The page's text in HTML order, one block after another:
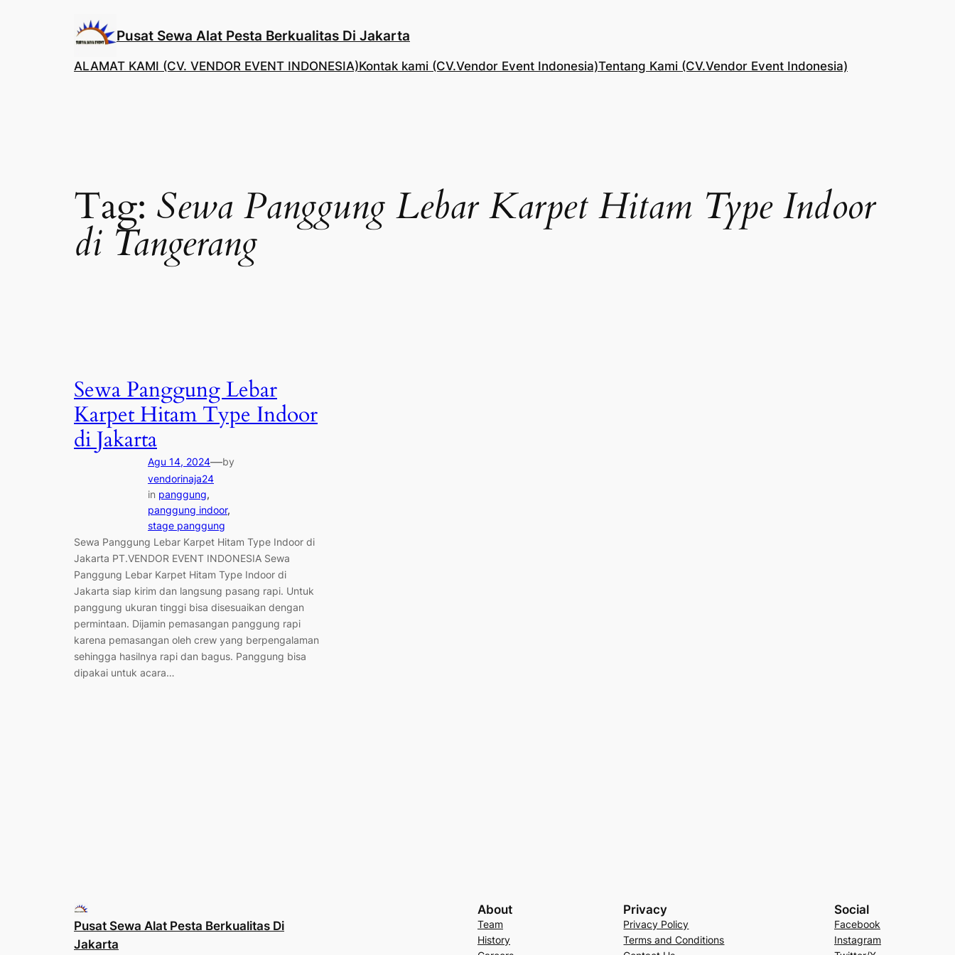
Pusat Sewa Alat Pesta Berkualitas Di Jakarta
ALAMAT KAMI (CV. VENDOR EVENT INDONESIA)Kontak kami (CV.Vendor Event Indonesia)Tentang Kami (CV.Vendor Event Indonesia)
Tag: Sewa Panggung Lebar Karpet Hitam Type Indoor
di Tangerang
Sewa Panggung Lebar
Karpet Hitam Type Indoor
di Jakarta
Agu 14, 2024—by
vendorinaja24
in panggung
panggung indoor
stage panggung
Sewa Panggung Lebar Karpet Hitam Type Indoor di
Jakarta PT.VENDOR EVENT INDONESIA Sewa
Panggung Lebar Karpet Hitam Type Indoor di
Jakarta siap kirim dan langsung pasang rapi. Untuk
panggung ukuran tinggi bisa disesuaikan dengan
permintaan. Dijamin pemasangan panggung rapi
karena pemasangan oleh crew yang berpengalaman
sehingga hasilnya rapi dan bagus. Panggung bisa
dipakai untuk acara…
Pusat Sewa Alat Pesta Berkualitas Di
Jakarta
About
Team
History
Privacy
Privacy Policy
Terms and Conditions
Social
Facebook
Instagram